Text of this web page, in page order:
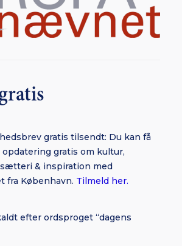
gratis tilsendt: Du kan få
gratis om kultur,
& inspiration med
fra København. Tilmeld her.
efter ordsproget “dagens